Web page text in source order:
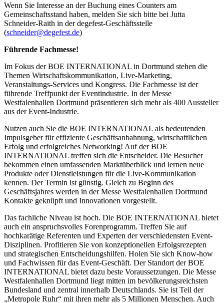
Wenn Sie Interesse an der Buchung eines Counters am
Gemeinschaftsstand haben, melden Sie sich bitte bei Jutta
Schneider-Raith in der degefest-Geschäftsstelle
(schneider@degefest.de)
Führende Fachmesse!
Im Fokus der BOE INTERNATIONAL in Dortmund stehen die
Themen Wirtschaftskommunikation, Live-Marketing,
Veranstaltungs-Services und Kongress. Die Fachmesse ist der
führende Treffpunkt der Eventindustrie. In der Messe
Westfalenhallen Dortmund präsentieren sich mehr als 400 Aussteller
aus der Event-Industrie.
Nutzen auch Sie die BOE INTERNATIONAL als bedeutenden
Impulsgeber für effiziente Geschäftsanbahnung, wirtschaftlichen
Erfolg und erfolgreiches Networking! Auf der BOE
INTERNATIONAL treffen sich die Entscheider. Die Besucher
bekommen einen umfassenden Marktüberblick und lernen neue
Produkte oder Dienstleistungen für die Live-Kommunikation
kennen. Der Termin ist günstig. Gleich zu Beginn des
Geschäftsjahres werden in der Messe Westfalenhallen Dortmund
Kontakte geknüpft und Innovationen vorgestellt.
Das fachliche Niveau ist hoch. Die BOE INTERNATIONAL bietet
auch ein anspruchsvolles Forenprogramm. Treffen Sie auf
hochkarätige Referenten und Experten der verschiedensten Event-
Disziplinen. Profitieren Sie von konzeptionellen Erfolgsrezepten
und strategischen Entscheidungshilfen. Holen Sie sich Know-how
und Fachwissen für das Event-Geschäft. Der Standort der BOE
INTERNATIONAL bietet dazu beste Voraussetzungen. Die Messe
Westfalenhallen Dortmund liegt mitten im bevölkerungsreichsten
Bundesland und zentral innerhalb Deutschlands. Sie ist Teil der
„Metropole Ruhr“ mit ihren mehr als 5 Millionen Menschen. Auch